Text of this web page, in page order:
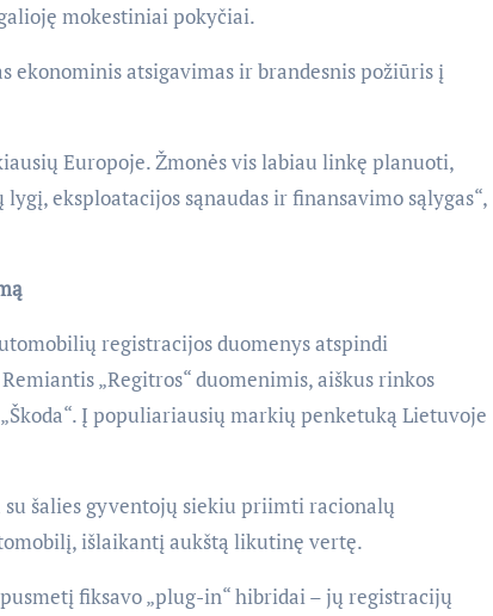
mokestiniai pokyčiai.
ekonominis atsigavimas ir brandesnis požiūris į
Europoje. Žmonės vis labiau linkę planuoti,
eksploatacijos sąnaudas ir finansavimo sąlygas“,
registracijos duomenys atspindi
„Regitros“ duomenimis, aiškus rinkos
Į populiariausių markių penketuką Lietuvoje
su šalies gyventojų siekiu priimti racionalų
išlaikantį aukštą likutinę vertę.
fiksavo „plug-in“ hibridai – jų registracijų